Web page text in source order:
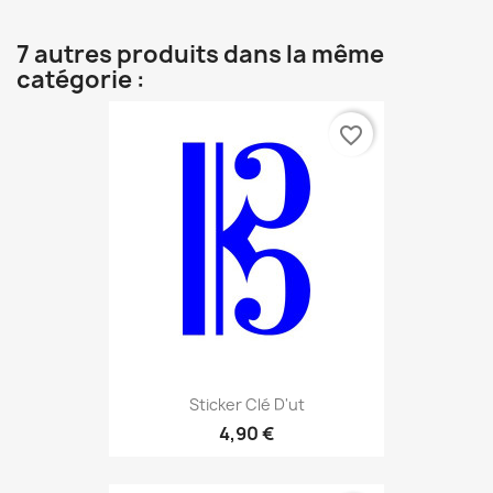
7 autres produits dans la même
catégorie :
Sticker Clé D'ut
4,90 €
favorite_border